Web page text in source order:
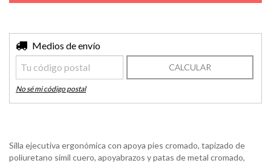
Entregas para el CP:
Medios de envío
CALCULAR
No sé mi código postal
Silla ejecutiva ergonómica con apoya pies cromado, tapizado de
poliuretano simil cuero, apoyabrazos y patas de metal cromado,